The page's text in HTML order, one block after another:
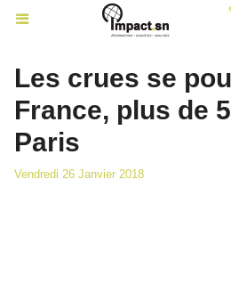
Les crues se
France, plus de
Paris
Vendredi 26 Janvier 2018